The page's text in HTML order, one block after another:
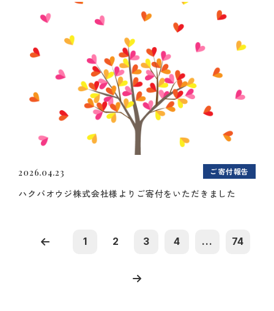
2026.04.23 ご寄付報告
ハクバオウジ株式会社様よりご寄付をいただきました
1 2 3 4 ... 74